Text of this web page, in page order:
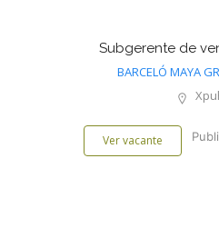
Subgerente de
BARCELÓ MAYA
Ver vacante